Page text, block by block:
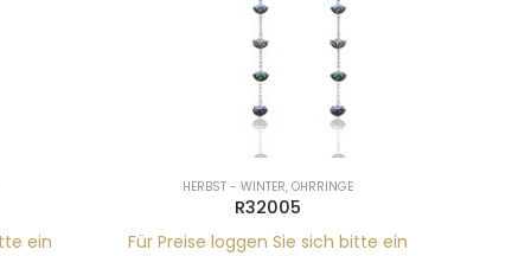
ein
HERBST - WINTER, OHRRINGE
R32005
Für Preise loggen Sie sich bitte ein